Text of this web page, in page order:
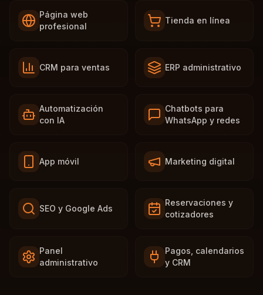
Página web
profesional
Tienda en línea
CRM para ventas ERP administrativo
Automatización
con IA
Chatbots para
WhatsApp y redes
App móvil Marketing digital
SEO y Google Ads
Reservaciones y
cotizadores
Panel
administrativo
Pagos, calendarios
y CRM